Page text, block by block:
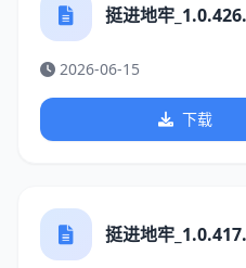
挺进地牢
2026-06-15
下载
挺进地牢